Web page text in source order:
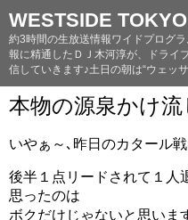
WESTSIDE TOKYO
約3時間の生放送情報ワイドプログ
報に精通したＤＪ木河淳が、ドライ
信していきます♪土日の朝は“ウェッ
本物の源泉かけ流
いやぁ～､昨日のカタール
後半１点リードされて１人
思ったのは
ボクだけじゃないと思いま